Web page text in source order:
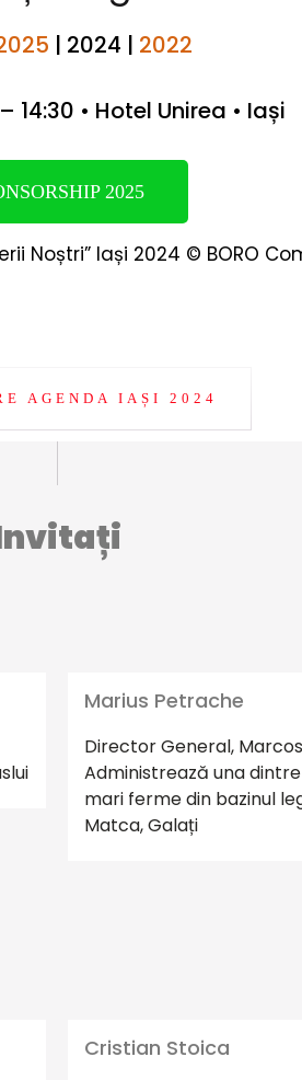
| 2024 | 2022
14:30 • Hotel Unirea • Iași
2025
Noștri” Iași 2024 © BORO
AGENDA IAȘI 2024
Marius Petrache
Director General,
Administrează una
mari ferme din bazinul
Matca, Galați
Cristian Stoica